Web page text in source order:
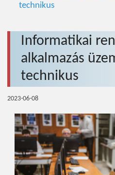
technikus
Informatikai
alkalmazás
technikus
2023-06-08